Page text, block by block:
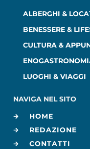
ALBERGHI &
BENESSERE &
CULTURA &
LUOGHI & VIAGGI
NAVIGA NEL SITO
HOME
REDAZIONE
CONTATTI